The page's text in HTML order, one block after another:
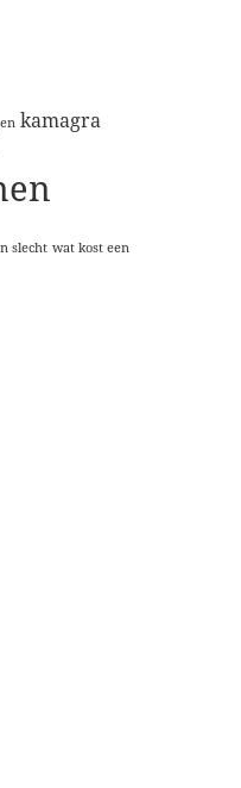
kamagra
slecht wat kost een